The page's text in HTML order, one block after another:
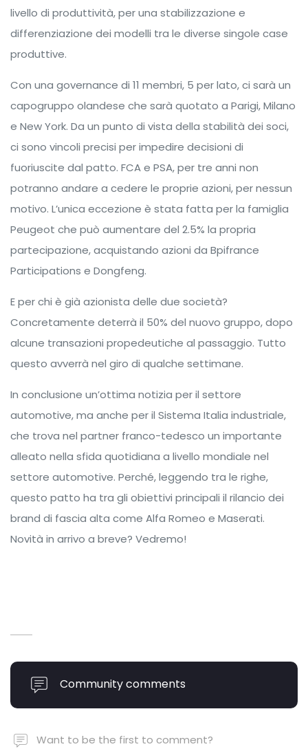
livello di produttività, per una stabilizzazione e
differenziazione dei modelli tra le diverse singole case
produttive.
Con una governance di 11 membri, 5 per lato, ci sarà un
capogruppo olandese che sarà quotato a Parigi, Milano
e New York. Da un punto di vista della stabilità dei soci,
ci sono vincoli precisi per impedire decisioni di
fuoriuscite dal patto. FCA e PSA, per tre anni non
potranno andare a cedere le proprie azioni, per nessun
motivo. L’unica eccezione è stata fatta per la famiglia
Peugeot che può aumentare del 2.5% la propria
partecipazione, acquistando azioni da Bpifrance
Participations e Dongfeng.
E per chi è già azionista delle due società?
Concretamente deterrà il 50% del nuovo gruppo, dopo
alcune transazioni propedeutiche al passaggio. Tutto
questo avverrà nel giro di qualche settimane.
In conclusione un’ottima notizia per il settore
automotive, ma anche per il Sistema Italia industriale,
che trova nel partner franco-tedesco un importante
alleato nella sfida quotidiana a livello mondiale nel
settore automotive. Perché, leggendo tra le righe,
questo patto ha tra gli obiettivi principali il rilancio dei
brand di fascia alta come Alfa Romeo e Maserati.
Novità in arrivo a breve? Vedremo!
Community comments
Want to be the first to comment?